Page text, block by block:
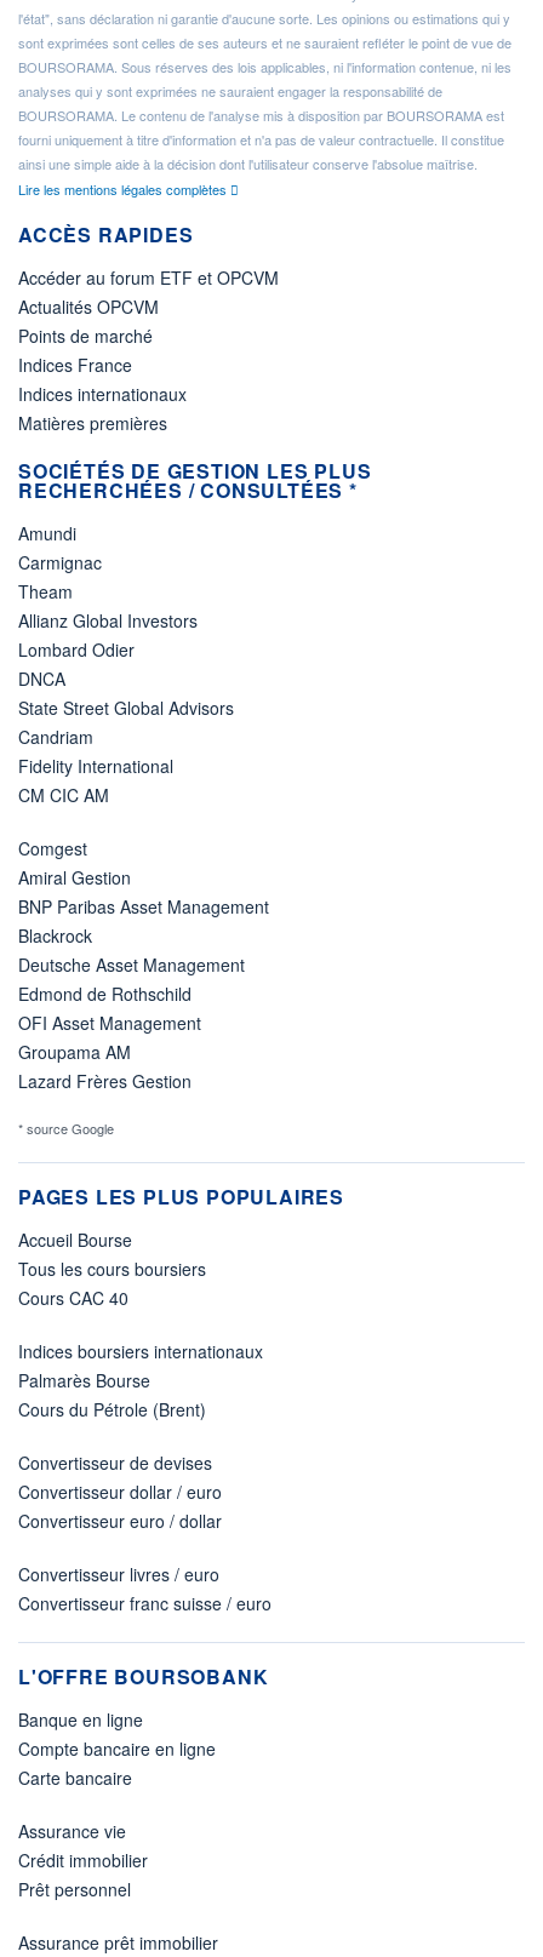
l'état", sans déclaration ni garantie d'aucune sorte. Les opinions ou estimations qui y
sont exprimées sont celles de ses auteurs et ne sauraient refléter le point de vue de
BOURSORAMA. Sous réserves des lois applicables, ni l'information contenue, ni les
analyses qui y sont exprimées ne sauraient engager la responsabilité de
BOURSORAMA. Le contenu de l'analyse mis à disposition par BOURSORAMA est
fourni uniquement à titre d'information et n'a pas de valeur contractuelle. Il constitue
ainsi une simple aide à la décision dont l'utilisateur conserve l'absolue maîtrise.
Lire les mentions légales complètes
ACCÈS RAPIDES
Accéder au forum ETF et OPCVM
Actualités OPCVM
Points de marché
Indices France
Indices internationaux
Matières premières
SOCIÉTÉS DE GESTION LES PLUS
RECHERCHÉES / CONSULTÉES *
Amundi
Carmignac
Theam
Allianz Global Investors
Lombard Odier
DNCA
State Street Global Advisors
Candriam
Fidelity International
CM CIC AM
Comgest
Amiral Gestion
BNP Paribas Asset Management
Blackrock
Deutsche Asset Management
Edmond de Rothschild
OFI Asset Management
Groupama AM
Lazard Frères Gestion
* source Google
PAGES LES PLUS POPULAIRES
Accueil Bourse
Tous les cours boursiers
Cours CAC 40
Indices boursiers internationaux
Palmarès Bourse
Cours du Pétrole (Brent)
Convertisseur de devises
Convertisseur dollar / euro
Convertisseur euro / dollar
Convertisseur livres / euro
Convertisseur franc suisse / euro
L'OFFRE BOURSOBANK
Banque en ligne
Compte bancaire en ligne
Carte bancaire
Assurance vie
Crédit immobilier
Prêt personnel
Assurance prêt immobilier